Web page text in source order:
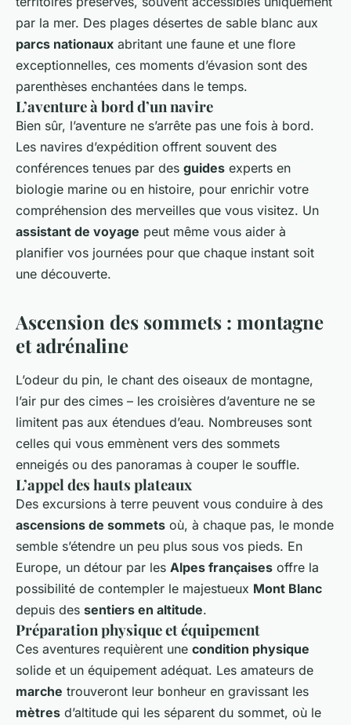
par la mer. Des plages désertes de sable blanc aux
parcs nationaux abritant une faune et une flore
exceptionnelles, ces moments d’évasion sont des
parenthèses enchantées dans le temps.
L’aventure à bord d’un navire
Bien sûr, l’aventure ne s’arrête pas une fois à bord.
Les navires d’expédition offrent souvent des
conférences tenues par des guides experts en
biologie marine ou en histoire, pour enrichir votre
compréhension des merveilles que vous visitez. Un
assistant de voyage peut même vous aider à
planifier vos journées pour que chaque instant soit
une découverte.
Ascension des sommets : montagne
et adrénaline
L’odeur du pin, le chant des oiseaux de montagne,
l’air pur des cimes – les croisières d’aventure ne se
limitent pas aux étendues d’eau. Nombreuses sont
celles qui vous emmènent vers des sommets
enneigés ou des panoramas à couper le souffle.
L’appel des hauts plateaux
Des excursions à terre peuvent vous conduire à des
ascensions de sommets où, à chaque pas, le monde
semble s’étendre un peu plus sous vos pieds. En
Europe, un détour par les Alpes françaises offre la
possibilité de contempler le majestueux Mont Blanc
depuis des sentiers en altitude.
Préparation physique et équipement
Ces aventures requièrent une condition physique
solide et un équipement adéquat. Les amateurs de
marche trouveront leur bonheur en gravissant les
mètres d’altitude qui les séparent du sommet, où le